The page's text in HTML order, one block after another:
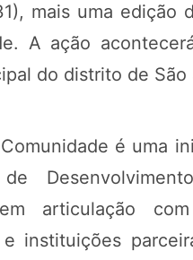
mais uma edição
A ação
do distrito de São
é uma
articulação
e instituições